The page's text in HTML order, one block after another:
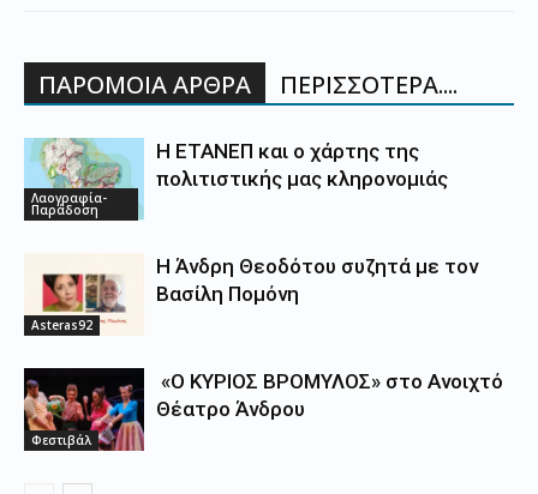
ΠΑΡΟΜΟΙΑ ΑΡΘΡΑ ΠΕΡΙΣΣΟΤΕΡΑ....
Λαογραφία-
Παράδοση
Η ΕΤΑΝΕΠ και ο χάρτης της
πολιτιστικής μας κληρονομιάς
Asteras92
Η Άνδρη Θεοδότου συζητά με τον
Βασίλη Πομόνη
Φεστιβάλ
«Ο ΚΥΡΙΟΣ ΒΡΟΜΥΛΟΣ» στο Ανοιχτό
Θέατρο Άνδρου